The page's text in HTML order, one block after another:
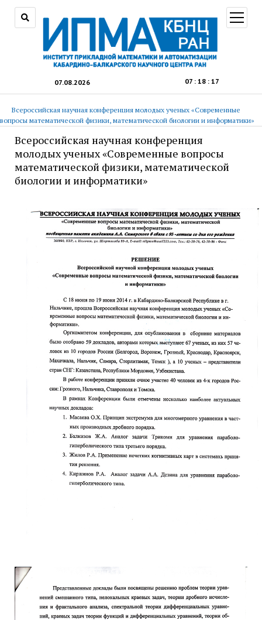
07.08.2026 07 : 18 : 18
меню
Всероссийская научная конференция молодых ученых «Современные
вопросы математической физики, математической биологии и информатики»
Всероссийская научная конференция
молодых ученых «Современные вопросы
математической физики, математической
биологии и информатики»